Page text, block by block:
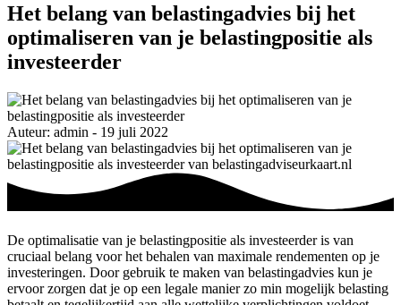
Het belang van belastingadvies bij het
optimaliseren van je belastingpositie als
investeerder
Auteur: admin - 19 juli 2022
De optimalisatie van je belastingpositie als investeerder is van
cruciaal belang voor het behalen van maximale rendementen op je
investeringen. Door gebruik te maken van belastingadvies kun je
ervoor zorgen dat je op een legale manier zo min mogelijk belasting